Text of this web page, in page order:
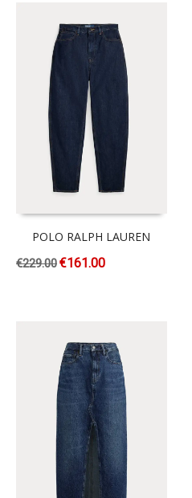
POLO RALPH LAUREN
€229.00€161.00